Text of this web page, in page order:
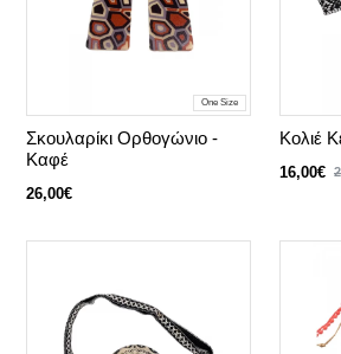
One Size
Σκουλαρίκι Oρθογώνιο -
Καφέ
26,00€
Κολιέ
16,00€